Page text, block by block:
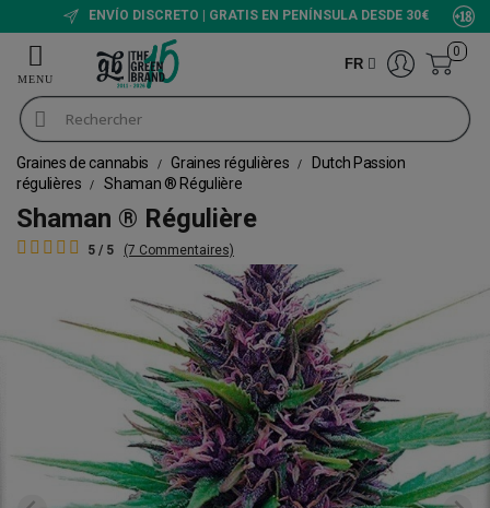
ENVÍO DISCRETO | GRATIS EN PENÍNSULA DESDE 30€
FR
0
Graines de cannabis Graines régulières
Dutch Passion
régulières
Shaman ® Régulière
Shaman ® Régulière
5 / 5 (7 Commentaires)